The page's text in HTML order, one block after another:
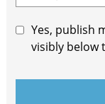
Yes, publish
visibly below